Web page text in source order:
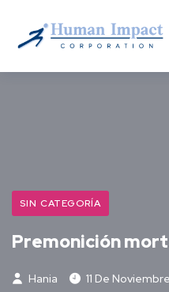
SIN CATEGORÍA
Premonición
Hania 11 De